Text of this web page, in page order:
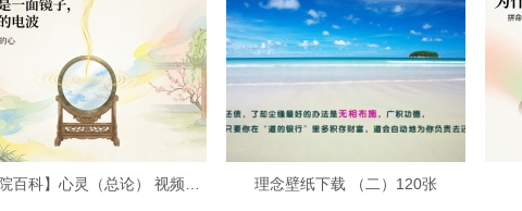
理念壁纸下载 （二）120张